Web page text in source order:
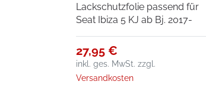
Lackschutzfolie passend für
Seat Ibiza 5 KJ ab Bj. 2017-
27,95 €
inkl. ges. MwSt. zzgl.
Versandkosten